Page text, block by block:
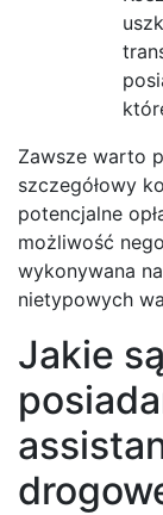
Zawsze warto
szczegółowy
potencjalne
możliwość
wykonywana
nietypowych
Jakie